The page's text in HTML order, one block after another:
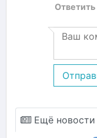
Ответить
Ещё новости